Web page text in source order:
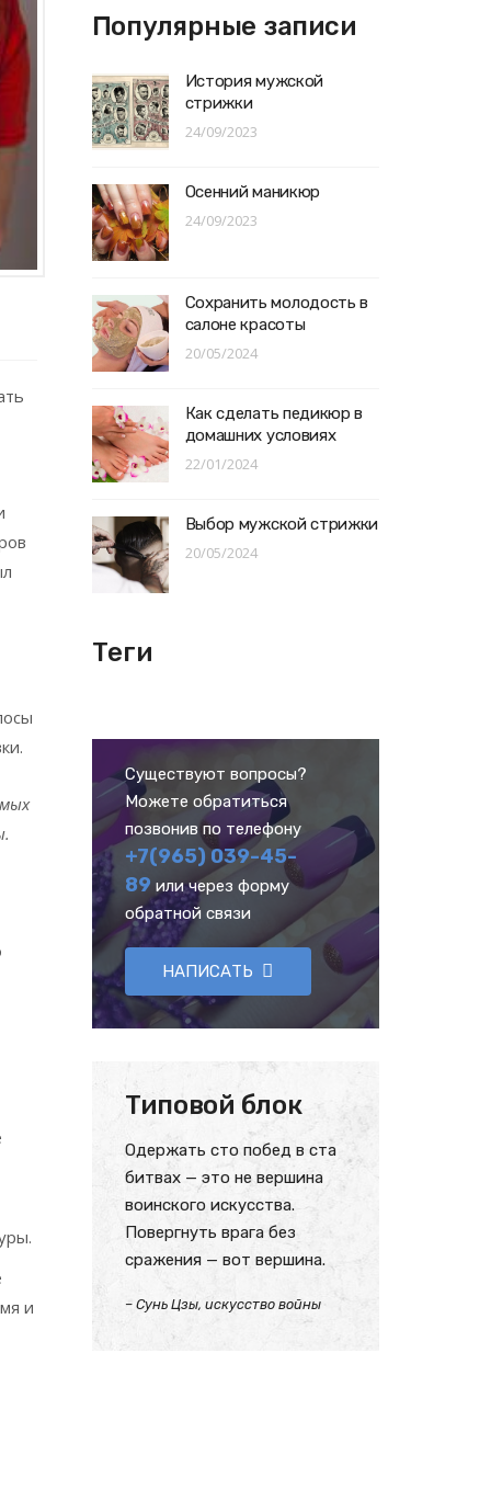
и
Популярные записи
История мужской
стрижки
24/09/2023
Осенний маникюр
24/09/2023
Сохранить молодость в
салоне красоты
20/05/2024
Как сделать педикюр в
домашних условиях
22/01/2024
Выбор мужской стрижки
20/05/2024
Теги
Существуют вопросы?
Можете обратиться
позвонив по телефону
+7(965) 039-45-
89 или через форму
обратной связи
НАПИСАТЬ
Типовой блок
Одержать сто побед в ста
битвах — это не вершина
воинского искусства.
Повергнуть врага без
сражения — вот вершина.
– Сунь Цзы, искусство войны